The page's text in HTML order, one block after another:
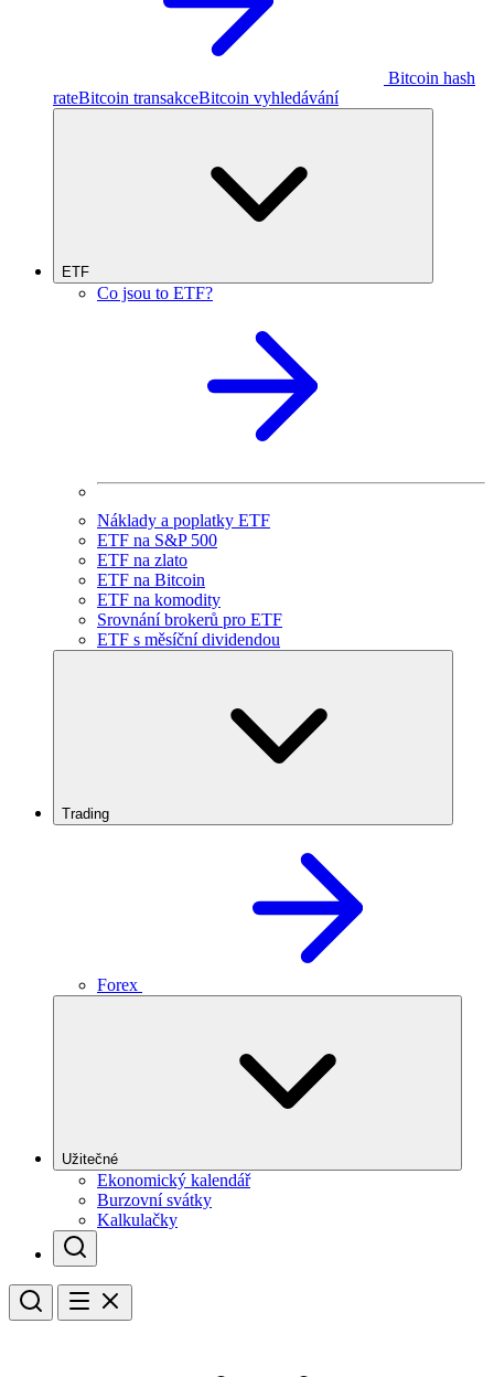
Bitcoin hash
rateBitcoin transakceBitcoin vyhledávání
ETF
Co jsou to ETF?
Náklady a poplatky ETF
ETF na S&P 500
ETF na zlato
ETF na Bitcoin
ETF na komodity
Srovnání brokerů pro ETF
ETF s měsíční dividendou
Trading
Forex
Užitečné
Ekonomický kalendář
Burzovní svátky
Kalkulačky